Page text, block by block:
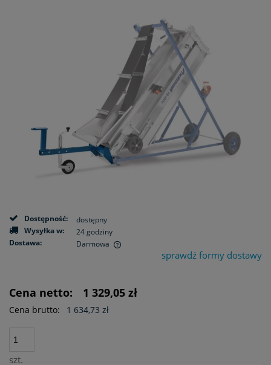
Dostępność:
dostępny
Wysyłka w:
24 godziny
Dostawa:
Darmowa
Cena nie zawiera ewentualnych kosztów płatnościsprawdź formy dostawy
Cena netto: 1 329,05 zł
Cena brutto: 1 634,73 zł
szt.